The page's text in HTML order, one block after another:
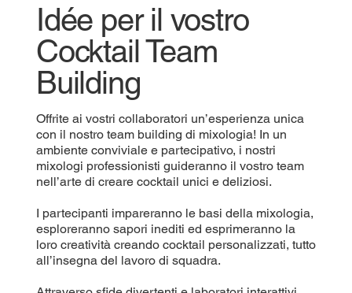
Idée per il vostro
Cocktail Team
Building
Offrite ai vostri collaboratori un’esperienza unica
con il nostro team building di mixologia! In un
ambiente conviviale e partecipativo, i nostri
mixologi professionisti guideranno il vostro team
nell’arte di creare cocktail unici e deliziosi.
I partecipanti impareranno le basi della mixologia,
esploreranno sapori inediti ed esprimeranno la
loro creatività creando cocktail personalizzati, tutto
all’insegna del lavoro di squadra.